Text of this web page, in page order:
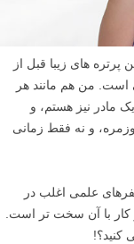
پرتره های زیبا قبل از
است. من هم مانند هر
نیز هستم، و
و نه فقط زمانی
علمی اغلب در
کار با آن سخت تر است.
کنید؟!